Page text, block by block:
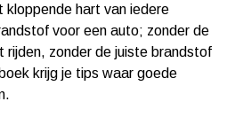
hart van iedere
voor een auto; zonder de
rijden, zonder de juiste brandstof
krijg je tips waar goede